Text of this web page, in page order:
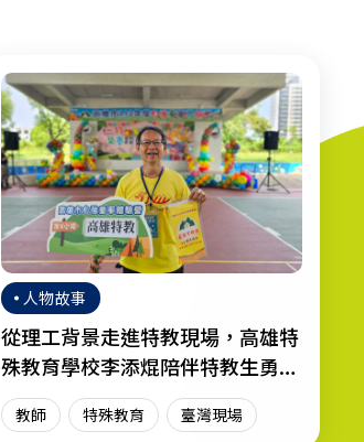
人物故事
從理工背景走進特教現場，高雄特
殊教育學校李添焜陪伴特教生勇敢
迎向人生
教師 特殊教育 臺灣現場